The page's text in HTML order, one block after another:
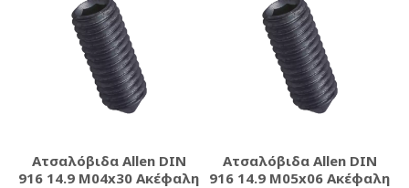
Ατσαλόβιδα Allen DIN
916 14.9 M04x30 Ακέφαλη
Ατσαλόβιδα Allen DIN
916 14.9 M05x06 Ακέφαλη